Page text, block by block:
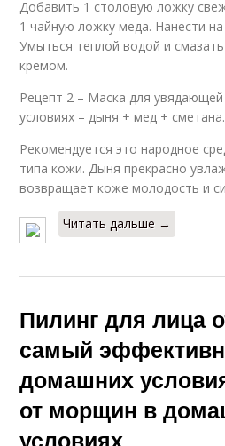
Добавить 1 столовую ложку
1 чайную ложку меда. Нанести
Умыться теплой водой и
кремом.
Рецепт 2 – Маска для
условиях – дыня + мед + сметана.
Рекомендуется это народное
типа кожи. Дыня прекрасно
возвращает коже молодость и
Читать дальше →
Пилинг для лица
самый
домашних
от морщин в